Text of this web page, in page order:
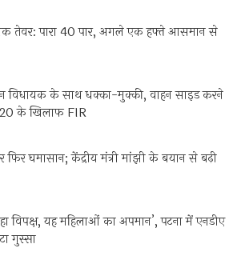
तेवर: पारा 40 पार, अगले एक हफ्ते आसमान से
विधायक के साथ धक्का-मुक्की, वाहन साइड करने
के खिलाफ FIR
फिर घमासान; केंद्रीय मंत्री मांझी के बयान से बढ़ी
विपक्ष, यह महिलाओं का अपमान’, पटना में एनडीए
गुस्सा